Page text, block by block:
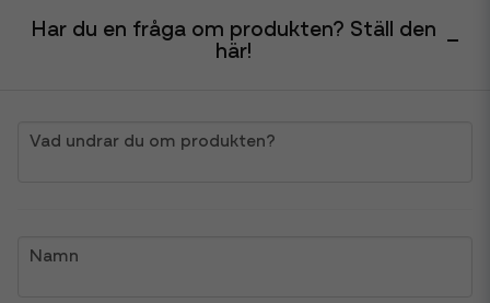
Har du en fråga om produkten? Ställ den
här!
question
Vad undrar du om produkten?
name
Namn